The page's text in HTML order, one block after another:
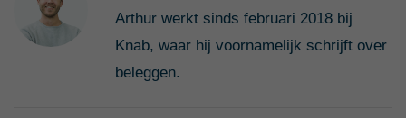
Arthur werkt sinds februari 2018 bij
Knab, waar hij voornamelijk schrijft over
beleggen.